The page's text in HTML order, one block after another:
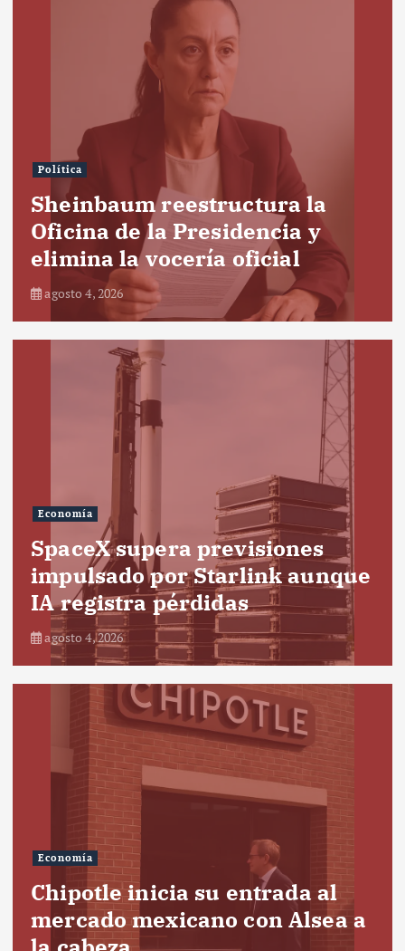
Política
Sheinbaum reestructura la
Oficina de la Presidencia y
elimina la vocería oficial
agosto 4, 2026
Economía
SpaceX supera previsiones
impulsado por Starlink aunque
IA registra pérdidas
agosto 4, 2026
Economía
Chipotle inicia su entrada al
mercado mexicano con Alsea a